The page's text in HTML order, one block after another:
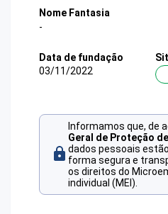
Nome Fantasia
-
Data de fundação
03/11/2022
Informamos que, de
Geral de Proteção
dados pessoais
forma segura e
os direitos do
individual (MEI).